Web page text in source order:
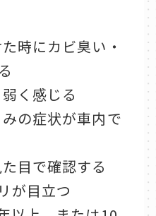
時にカビ臭い・
く感じる
の症状が車内で
目で確認する
が目立つ